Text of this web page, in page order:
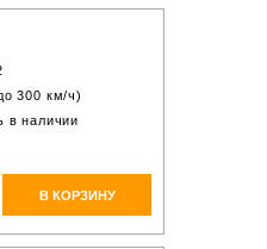
300 км/ч)
в наличии
В КОРЗИНУ